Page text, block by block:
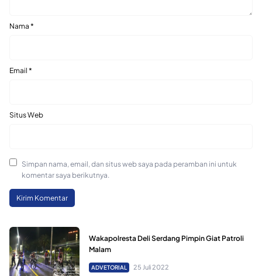
Nama *
Email *
Situs Web
Simpan nama, email, dan situs web saya pada peramban ini untuk
komentar saya berikutnya.
Wakapolresta Deli Serdang Pimpin Giat Patroli
Malam
ADVETORIAL 25 Juli 2022